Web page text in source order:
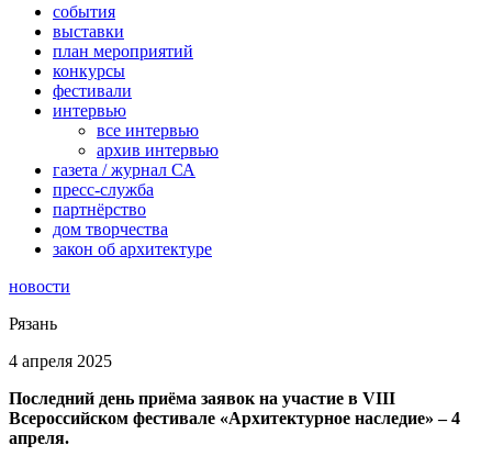
события
выставки
план мероприятий
конкурсы
фестивали
интервью
все интервью
архив интервью
газета / журнал СА
пресс-служба
партнёрство
дом творчества
закон об архитектуре
новости
Рязань
4 апреля 2025
Последний день приёма заявок на участие в VIII
Всероссийском фестивале «Архитектурное наследие» – 4
апреля.